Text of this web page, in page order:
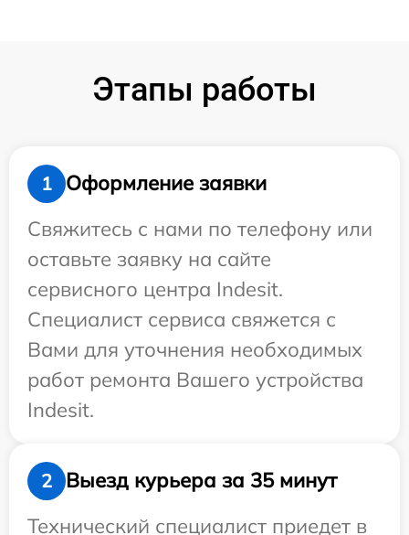
Этапы работы
1
Оформление заявки
Свяжитесь с нами по телефону или
оставьте заявку на сайте
сервисного центра Indesit.
Специалист сервиса свяжется с
Вами для уточнения необходимых
работ ремонта Вашего устройства
Indesit.
2
Выезд курьера за 35 минут
Технический специалист приедет в